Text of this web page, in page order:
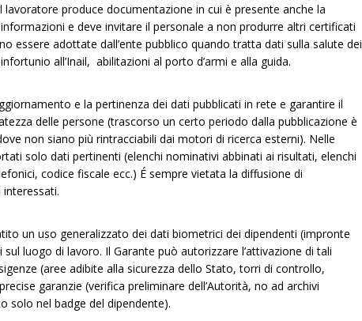
lavoratore produce documentazione in cui è presente anche la
e deve invitare il personale a non produrre altri certificati
essere adottate dall’ente pubblico quando tratta dati sulla salute dei
all’Inail, abilitazioni al porto d’armi e alla guida.
e la pertinenza dei dati pubblicati in rete e garantire il
delle persone (trascorso un certo periodo dalla pubblicazione è
non siano più rintracciabili dai motori di ricerca esterni). Nelle
solo dati pertinenti (elenchi nominativi abbinati ai risultati, elenchi
codice fiscale ecc.) É sempre vietata la diffusione di
un uso generalizzato dei dati biometrici dei dipendenti (impronte
luogo di lavoro. Il Garante può autorizzare l’attivazione di tali
(aree adibite alla sicurezza dello Stato, torri di controllo,
garanzie (verifica preliminare dell’Autorità, no ad archivi
solo nel badge del dipendente).